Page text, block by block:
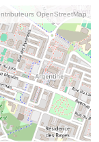
OpenStreetMap